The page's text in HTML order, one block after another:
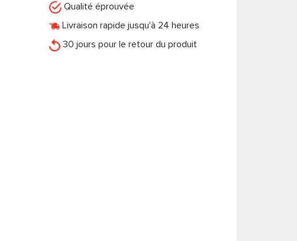
Qualité éprouvée
Livraison rapide jusqu'à 24 heures
30 jours pour le retour du produit